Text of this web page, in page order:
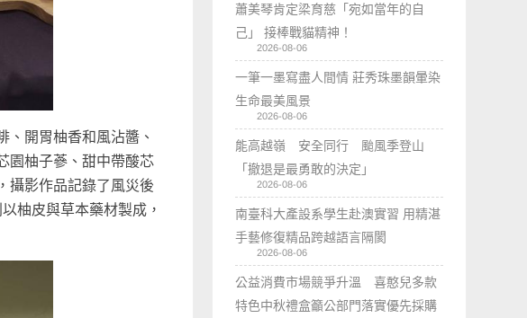
開胃柚香和風沾醬、
園柚子蔘、甜中帶酸芯
攝影作品記錄了風災後
柚皮與草本藥材製成，
蕭美琴肯定梁育慈「宛如當年的自
己」 接棒戰貓精神！
2026-08-06
一筆一墨寫盡人間情 莊秀珠墨韻暈染
生命最美風景
2026-08-06
能高越嶺 安全同行 颱風季登山
「撤退是最勇敢的決定」
2026-08-06
南臺科大產設系學生赴澳實習 用精湛
手藝修復精品跨越語言隔閡
2026-08-06
公益消費市場競爭升溫 喜憨兒多款
特色中秋禮盒籲公部門落實優先採購